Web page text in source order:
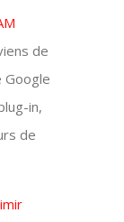
de
Google
in,
de